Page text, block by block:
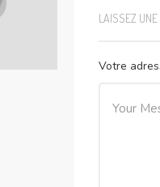
LAISSEZ UNE
Votre